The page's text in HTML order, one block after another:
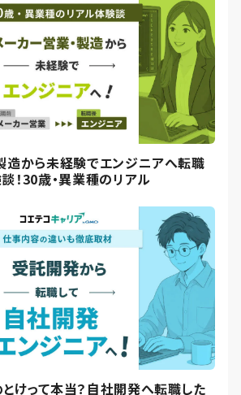
造から未経験でエンジニアへ転職
！30歳・異業種のリアル
けって本当？自社開発へ転職した